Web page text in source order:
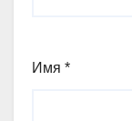
Имя *